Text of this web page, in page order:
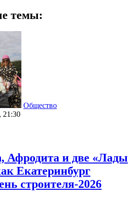
темы:
Общество
21:30
Афродита и две «Лады
Екатеринбург
строителя-2026